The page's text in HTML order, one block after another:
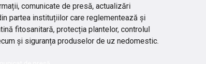
comunicate de presă, actualizări
partea instituțiilor care reglementează și
fitosanitară, protecția plantelor, controlul
și siguranța produselor de uz nedomestic.